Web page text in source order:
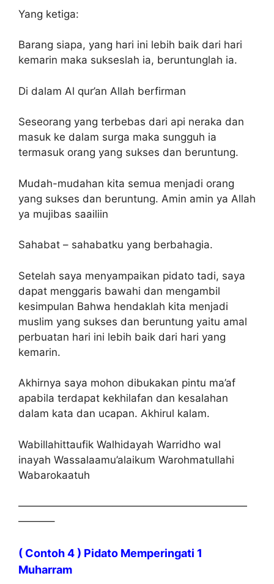
Yang ketiga:
Barang siapa, yang hari ini lebih baik dari hari
kemarin maka sukseslah ia, beruntunglah ia.
Di dalam Al qur’an Allah berfirman
Seseorang yang terbebas dari api neraka dan
masuk ke dalam surga maka sungguh ia
termasuk orang yang sukses dan beruntung.
Mudah-mudahan kita semua menjadi orang
yang sukses dan beruntung. Amin amin ya Allah
ya mujibas saailiin
Sahabat – sahabatku yang berbahagia.
Setelah saya menyampaikan pidato tadi, saya
dapat menggaris bawahi dan mengambil
kesimpulan Bahwa hendaklah kita menjadi
muslim yang sukses dan beruntung yaitu amal
perbuatan hari ini lebih baik dari hari yang
kemarin.
Akhirnya saya mohon dibukakan pintu ma’af
apabila terdapat kekhilafan dan kesalahan
dalam kata dan ucapan. Akhirul kalam.
Wabillahittaufik Walhidayah Warridho wal
inayah Wassalaamu’alaikum Warohmatullahi
Wabarokaatuh
——————————————————————
———–
( Contoh 4 ) Pidato Memperingati 1
Muharram